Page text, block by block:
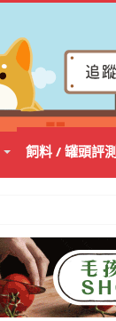
飼料 / 罐頭評測